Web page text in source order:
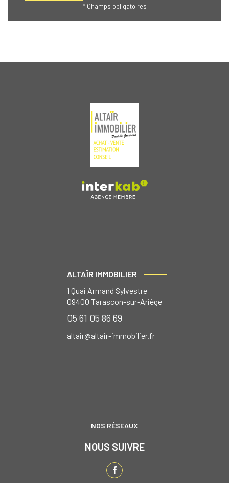
* Champs obligatoires
ALTAÏR IMMOBILIER
1 Quai Armand Sylvestre
09400 Tarascon-sur-Ariège
05 61 05 86 69
altair@altair-immobilier.fr
NOS RÉSEAUX
NOUS SUIVRE